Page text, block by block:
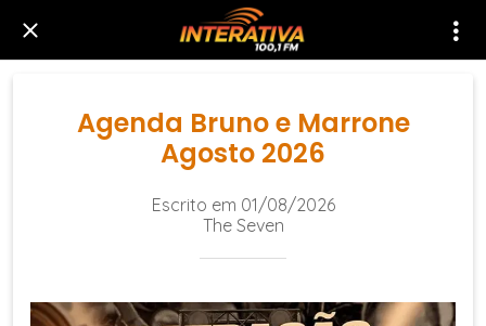
Agenda Bruno e Marrone
Agosto 2026
Escrito em 01/08/2026
The Seven